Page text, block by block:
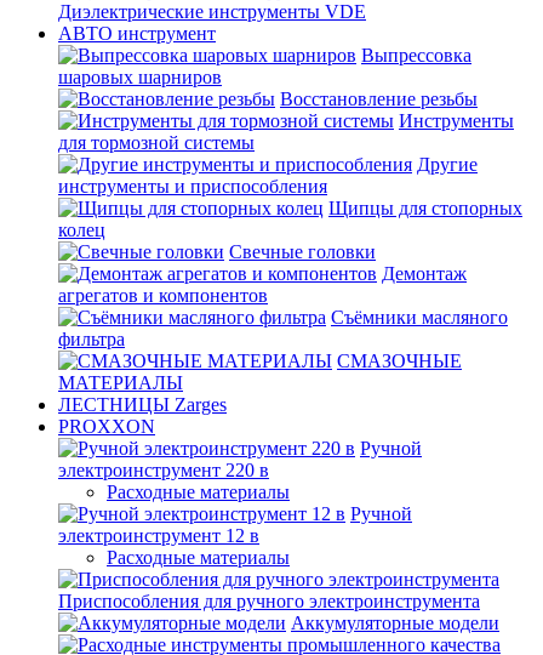
Диэлектрические инструменты VDE
АВТО инструмент
Выпрессовка
шаровых шарниров
Восстановление резьбы
Инструменты
для тормозной системы
Другие
инструменты и приспособления
Щипцы для стопорных
колец
Свечные головки
Демонтаж
агрегатов и компонентов
Съёмники масляного
фильтра
СМАЗОЧНЫЕ
МАТЕРИАЛЫ
ЛЕСТНИЦЫ Zarges
PROXXON
Ручной
электроинструмент 220 в
Расходные материалы
Ручной
электроинструмент 12 в
Расходные материалы
Приспособления для ручного электроинструмента
Аккумуляторные модели